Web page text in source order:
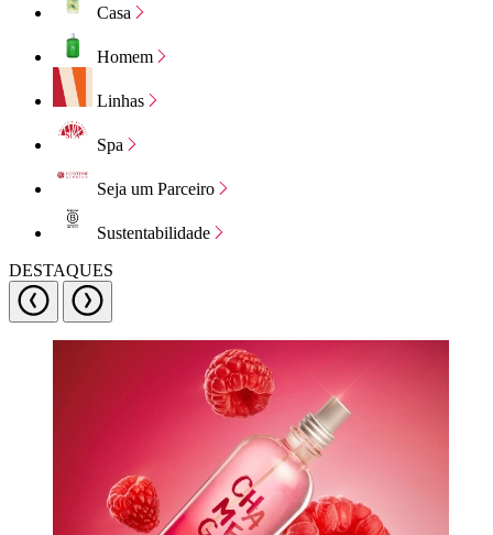
Casa
Homem
Linhas
Spa
Seja um Parceiro
Sustentabilidade
DESTAQUES